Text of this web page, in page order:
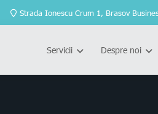
Strada Ionescu Crum 1, Brasov
Servicii Despre noi